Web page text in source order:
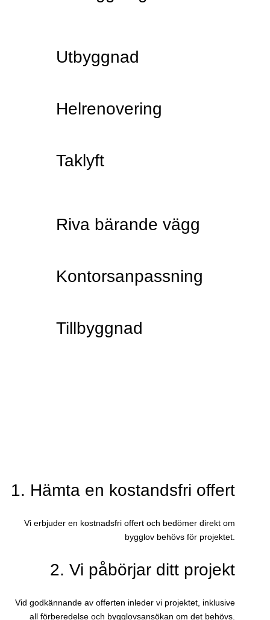
Utbyggnad
Helrenovering
Taklyft
Riva bärande vägg
Kontorsanpassning
Tillbyggnad
1. Hämta en kostandsfri offert
Vi erbjuder en kostnadsfri offert och bedömer direkt om
bygglov behövs för projektet.
2. Vi påbörjar ditt projekt
Vid godkännande av offerten inleder vi projektet, inklusive
all förberedelse och bygglovsansökan om det behövs.